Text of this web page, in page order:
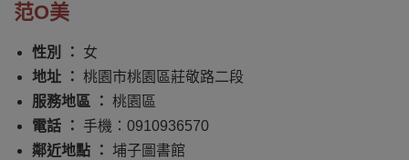
范O美
性別 ：
女
地址 ： 桃園市桃園區莊敬路二段
服務地區 ： 桃園區
電話 ：
手機：0910936570
鄰近地點 ：
埔子圖書館